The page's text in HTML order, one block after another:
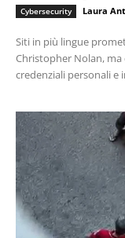
Cybersecurity Laura
Siti in più lingue
Christopher Nolan,